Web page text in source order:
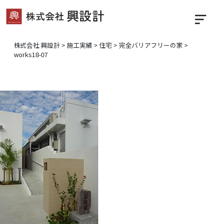
株式会社 興設計 > 施工実績 > 住宅 > 完全バリアフリーの家 >
works18-07